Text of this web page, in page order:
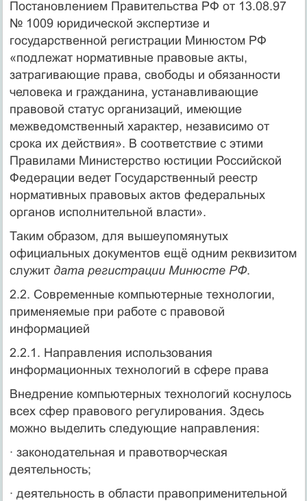
Постановлением Правительства РФ от 13.08.97
№ 1009 юридической экспертизе и
государственной регистрации Минюстом РФ
«подлежат нормативные правовые акты,
затрагивающие права, свободы и обязанности
человека и гражданина, устанавливающие
правовой статус организаций, имеющие
межведомственный характер, независимо от
срока их действия». В соответствие с этими
Правилами Министерство юстиции Российской
Федерации ведет Государственный реестр
нормативных правовых актов федеральных
органов исполнительной власти».
Таким образом, для вышеупомянутых
официальных документов ещё одним реквизитом
служит дата регистрации Минюсте РФ.
2.2. Современные компьютерные технологии,
применяемые при работе с правовой
информацией
2.2.1. Направления использования
информационных технологий в сфере права
Внедрение компьютерных технологий коснулось
всех сфер правового регулирования. Здесь
можно выделить следующие направления:
· законодательная и правотворческая
деятельность;
· деятельность в области правоприменительной